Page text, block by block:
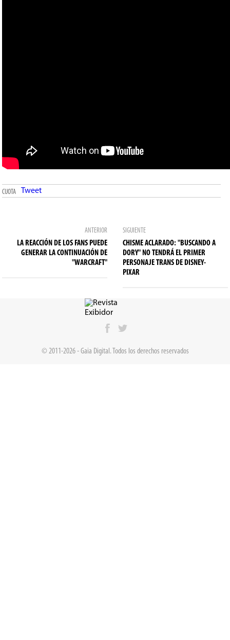
CUOTA Tweet
ANTERIOR
LA REACCIÓN DE LOS FANS PUEDE
GENERAR LA CONTINUACIÓN DE
"WARCRAFT"
SIGUIENTE
CHISME ACLARADO: "BUSCANDO A
DORY" NO TENDRÁ EL PRIMER
PERSONAJE TRANS DE DISNEY-
PIXAR
© 2011-2026 - Gaia Digital. Todos los derechos reservados